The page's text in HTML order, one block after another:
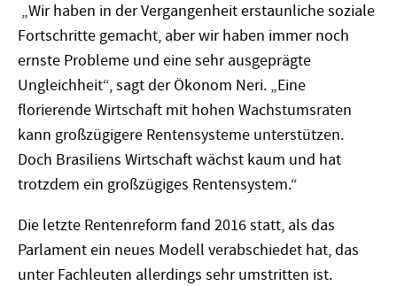
„Wir haben in der Vergangenheit erstaunliche soziale
Fortschritte gemacht, aber wir haben immer noch
ernste Probleme und eine sehr ausgeprägte
Ungleichheit“, sagt der Ökonom Neri. „Eine
florierende Wirtschaft mit hohen Wachstumsraten
kann großzügigere Rentensysteme unterstützen.
Doch Brasiliens Wirtschaft wächst kaum und hat
trotzdem ein großzügiges Rentensystem.“
Die letzte Rentenreform fand 2016 statt, als das
Parlament ein neues Modell verabschiedet hat, das
unter Fachleuten allerdings sehr umstritten ist.